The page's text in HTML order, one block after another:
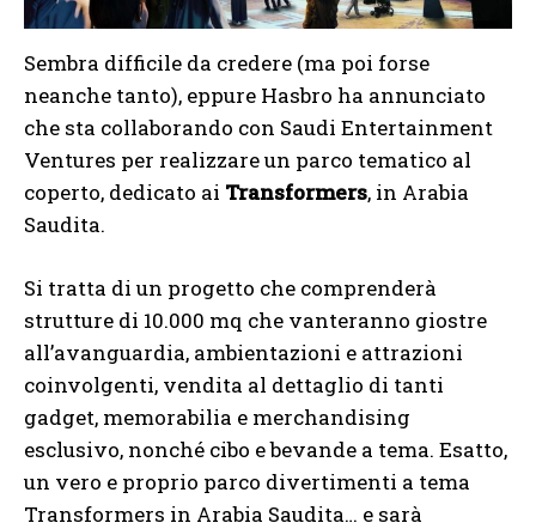
Sembra difficile da credere (ma poi forse
neanche tanto), eppure Hasbro ha annunciato
che sta collaborando con Saudi Entertainment
Ventures per realizzare un parco tematico al
coperto, dedicato ai Transformers, in Arabia
Saudita.
Si tratta di un progetto che comprenderà
strutture di 10.000 mq che vanteranno giostre
all’avanguardia, ambientazioni e attrazioni
coinvolgenti, vendita al dettaglio di tanti
gadget, memorabilia e merchandising
esclusivo, nonché cibo e bevande a tema. Esatto,
un vero e proprio parco divertimenti a tema
Transformers in Arabia Saudita… e sarà